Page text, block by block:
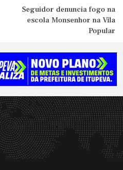
Seguidor denuncia fogo na
escola Monsenhor na Vila
Popular